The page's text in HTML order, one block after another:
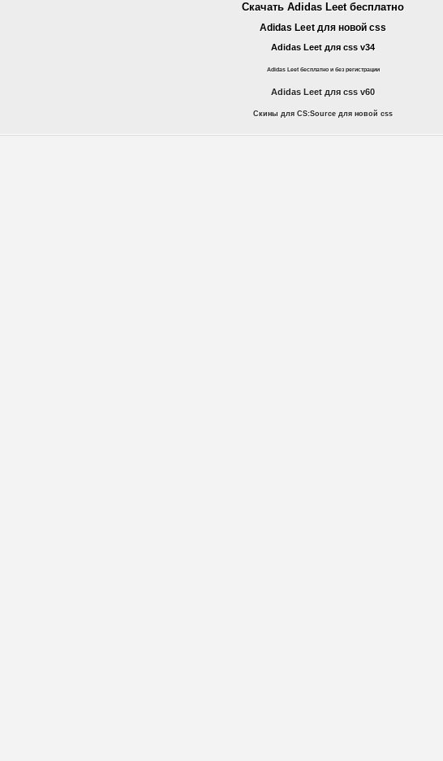
Скачать Adidas Leet бесплатно
Adidas Leet для новой css
Adidas Leet для css v34
Adidas Leet бесплатно и без регистрации
Adidas Leet для css v60
Скины для CS:Source для новой css